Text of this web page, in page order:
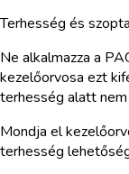
Terhesség és
Ne alkalmazza a
kezelőorvosa ezt
terhesség alatt
Mondja el
terhesség